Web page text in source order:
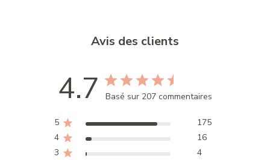
Avis des clients
4.7 Basé sur 207 commentaires
5
175
4
16
3
4